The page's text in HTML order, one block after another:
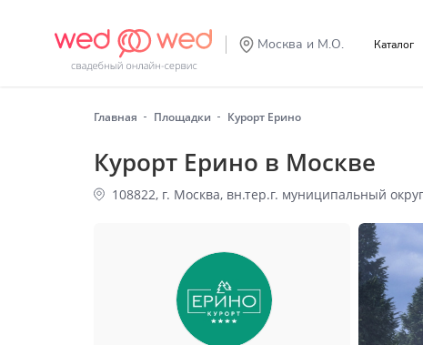
Москва и М.О. Каталог
Главная Площадки Курорт Ерино
Курорт Ерино в Москве
108822, г. Москва, вн.тер.г. муниципальный